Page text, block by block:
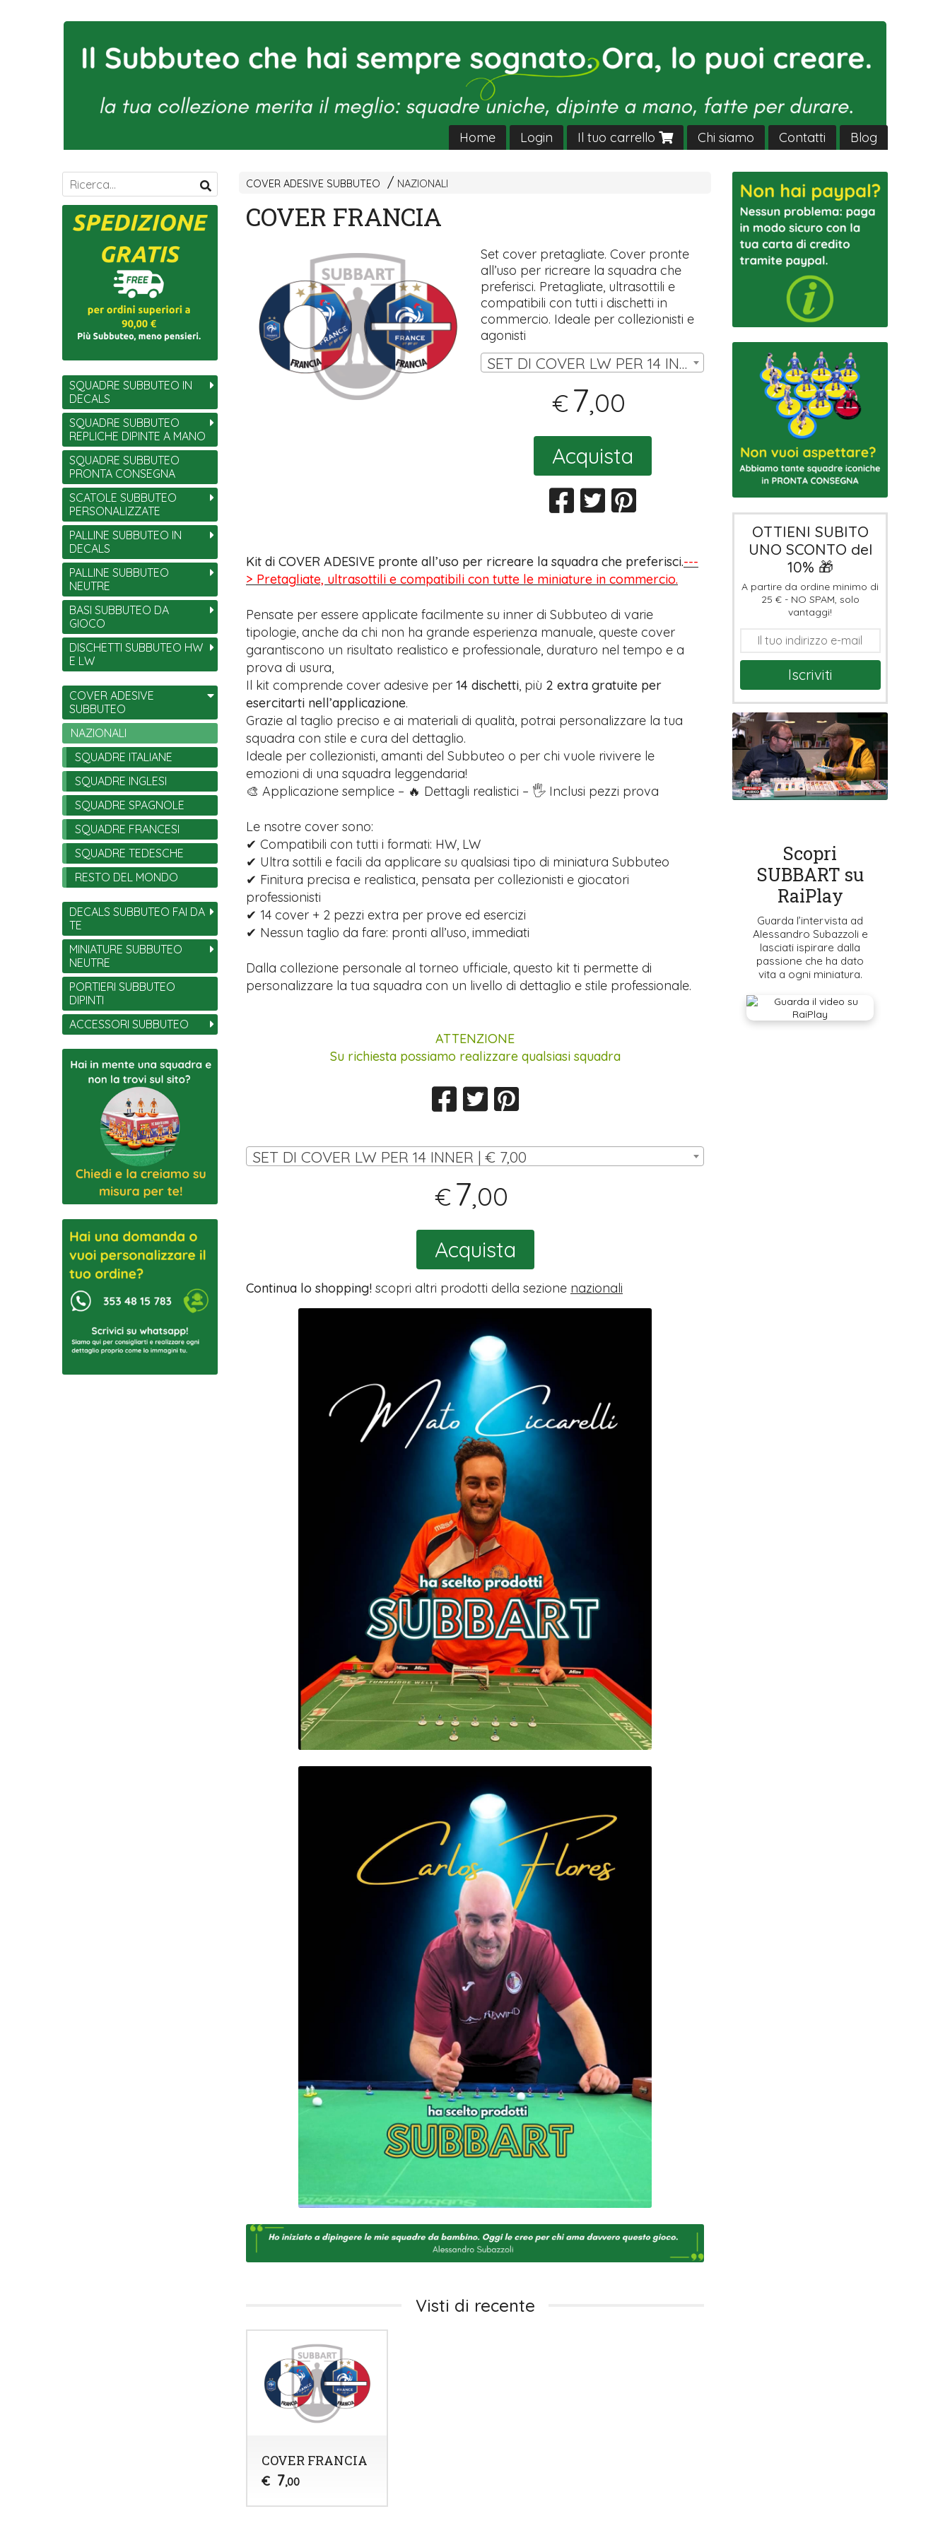
Home Login Il tuo carrello Chi siamo Contatti Blog
COVER ADESIVE SUBBUTEO NAZIONALI
COVER FRANCIA
Set cover pretagliate. Cover pronte
all’uso per ricreare la squadra che
preferisci. Pretagliate, ultrasottili e
compatibili con tutti i dischetti in
commercio. Ideale per collezionisti e
agonisti
SET DI COVER LW PER 14 INNER | € 7,00
€ 7,00
Acquista
Kit di COVER ADESIVE pronte all’uso per ricreare la squadra che preferisci.---
> Pretagliate, ultrasottili e compatibili con tutte le miniature in commercio.
Pensate per essere applicate facilmente su inner di Subbuteo di varie
tipologie, anche da chi non ha grande esperienza manuale, queste cover
garantiscono un risultato realistico e professionale, duraturo nel tempo e a
prova di usura,
Il kit comprende cover adesive per 14 dischetti, più 2 extra gratuite per
esercitarti nell’applicazione.
Grazie al taglio preciso e ai materiali di qualità, potrai personalizzare la tua
squadra con stile e cura del dettaglio.
Ideale per collezionisti, amanti del Subbuteo o per chi vuole rivivere le
emozioni di una squadra leggendaria!
🎨 Applicazione semplice – 🔥 Dettagli realistici – 🖐️ Inclusi pezzi prova
Le nsotre cover sono:
✔ Compatibili con tutti i formati: HW, LW
✔ Ultra sottili e facili da applicare su qualsiasi tipo di miniatura Subbuteo
✔ Finitura precisa e realistica, pensata per collezionisti e giocatori
professionisti
✔ 14 cover + 2 pezzi extra per prove ed esercizi
✔ Nessun taglio da fare: pronti all’uso, immediati
Dalla collezione personale al torneo ufficiale, questo kit ti permette di
personalizzare la tua squadra con un livello di dettaglio e stile professionale.
ATTENZIONE
Su richiesta possiamo realizzare qualsiasi squadra
SET DI COVER LW PER 14 INNER | € 7,00
€ 7,00
Acquista
Continua lo shopping!scopri altri prodotti della sezione nazionali
Visti di recente
COVER FRANCIA
€ 7,00
SQUADRE SUBBUTEO IN
DECALS
SQUADRE SUBBUTEO
REPLICHE DIPINTE A MANO
SQUADRE SUBBUTEO
PRONTA CONSEGNA
SCATOLE SUBBUTEO
PERSONALIZZATE
PALLINE SUBBUTEO IN
DECALS
PALLINE SUBBUTEO
NEUTRE
BASI SUBBUTEO DA
GIOCO
DISCHETTI SUBBUTEO HW
E LW
COVER ADESIVE
SUBBUTEO
NAZIONALI
SQUADRE ITALIANE
SQUADRE INGLESI
SQUADRE SPAGNOLE
SQUADRE FRANCESI
SQUADRE TEDESCHE
RESTO DEL MONDO
DECALS SUBBUTEO FAI DA
TE
MINIATURE SUBBUTEO
NEUTRE
PORTIERI SUBBUTEO
DIPINTI
ACCESSORI SUBBUTEO
OTTIENI SUBITO
UNO SCONTO del
10% 🎁
A partire da ordine minimo di
25 € - NO SPAM, solo
vantaggi!
Iscriviti
Scopri
SUBBART su
RaiPlay
Guarda l’intervista ad
Alessandro Subazzoli e
lasciati ispirare dalla
passione che ha dato
vita a ogni miniatura.